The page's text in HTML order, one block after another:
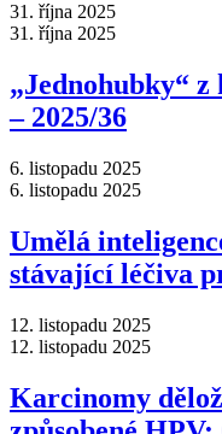
31. října 2025
31. října 2025
„Jednohubky“
–⁠ 2025/36
6. listopadu 2025
6. listopadu 2025
Umělá
stávající léčiva
12. listopadu 2025
12. listopadu 2025
Karcinomy